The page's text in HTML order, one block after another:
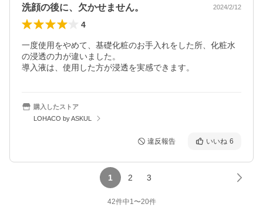
洗顔の後に、欠かせません。 2024/2/12
4
一度使用をやめて、基礎化粧のお手入れをした所、化粧水
の浸透の力が違いました。
導入液は、使用した方が浸透を実感できます。
購入したストア
LOHACO by ASKUL
違反報告 いいね 6
1 2 3
42件中1〜20件